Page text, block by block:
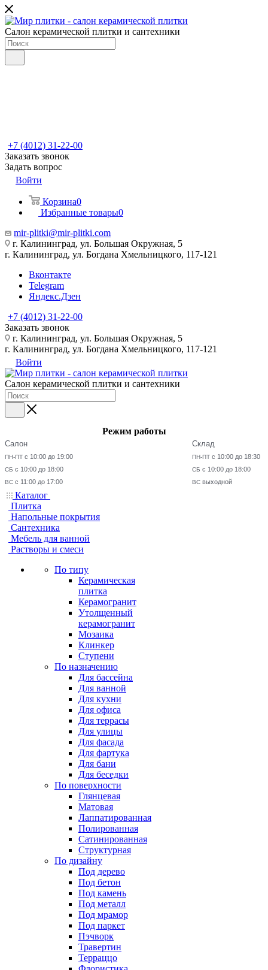
Салон керамической плитки и сантехники
+7 (4012) 31-22-00
Заказать звонок
Задать вопрос
Войти
Корзина0
Избранные товары0
mir-plitki@mir-plitki.com
г. Калининград, ул. Большая Окружная, 5
г. Калининград, ул. Богдана Хмельницкого, 117-121
Вконтакте
Telegram
Яндекс.Дзен
+7 (4012) 31-22-00
Заказать звонок
г. Калининград, ул. Большая Окружная, 5
г. Калининград, ул. Богдана Хмельницкого, 117-121
Войти
Салон керамической плитки и сантехники
Режим работы
Салон
ПН-ПТ с 10:00 до 19:00
СБ с 10:00 до 18:00
ВС с 11:00 до 17:00
Склад
ПН-ПТ с 10:00 до 18:30
СБ с 10:00 до 18:00
ВС выходной
Каталог
Плитка
Напольные покрытия
Сантехника
Мебель для ванной
Растворы и смеси
По типу
Керамическая
плитка
Керамогранит
Утолщенный
керамогранит
Мозаика
Клинкер
Ступени
По назначению
Для бассейна
Для ванной
Для кухни
Для офиса
Для террасы
Для улицы
Для фасада
Для фартука
Для бани
Для беседки
По поверхности
Глянцевая
Матовая
Лаппатированная
Полированная
Сатинированная
Структурная
По дизайну
Под дерево
Под бетон
Под камень
Под металл
Под мрамор
Под паркет
Пэчворк
Травертин
Терраццо